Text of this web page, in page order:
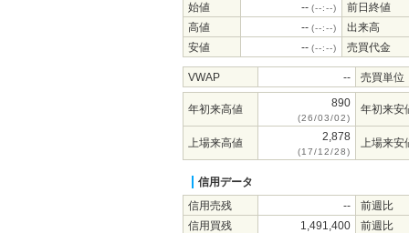
始値 -- (--:--)
前日終値
高値
-- (--:--)
出来高
安値
-- (--:--) 売買代金
VWAP -- 売買単位
年初来高値 890
(26/03/02)
年初来安
上場来高値 2,878
(17/12/28)
上場来安
信用データ
信用売残
--
前週比
信用買残
1,491,400
前週比